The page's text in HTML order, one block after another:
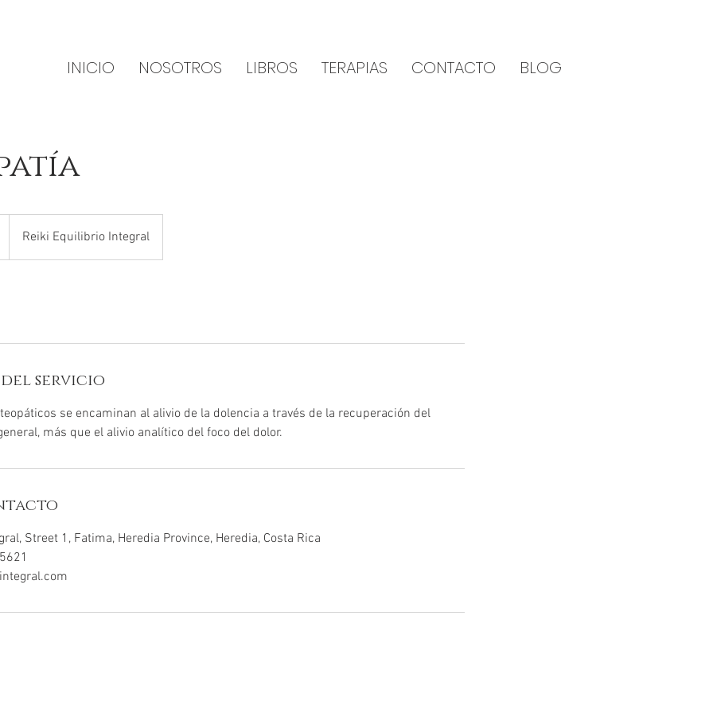
INICIO NOSOTROS LIBROS TERAPIAS CONTACTO BLOG
Reiki Equilibrio Integral
servicio
se encaminan al alivio de la dolencia a través de la recuperación del
más que el alivio analítico del foco del dolor.
Street 1, Fatima, Heredia Province, Heredia, Costa Rica